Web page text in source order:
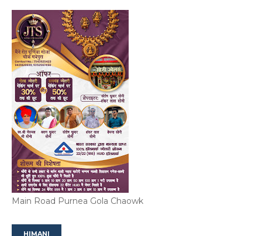
Main Road Purnea Gola Chaowk
HIMANI